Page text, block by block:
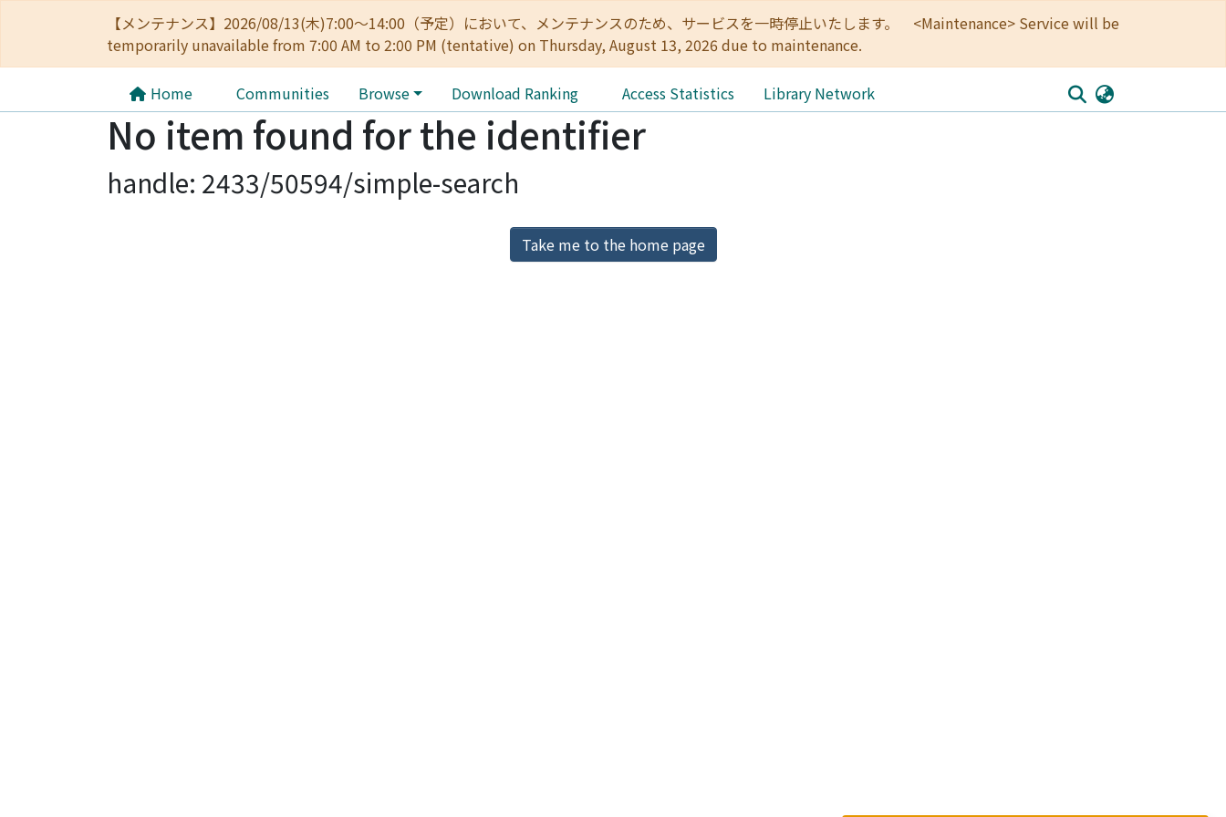
【メンテナンス】2026/08/13(木)7:00～14:00（予定）において、メンテナンスのため、サービスを一時停止いたします。 <Maintenance> Service will be
temporarily unavailable from 7:00 AM to 2:00 PM (tentative) on Thursday, August 13, 2026 due to maintenance.
Home Communities Browse Download Ranking Access Statistics Library Network
No item found for the identifier
handle: 2433/50594/simple-search
Take me to the home page